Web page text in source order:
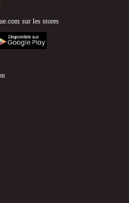
sur les stores